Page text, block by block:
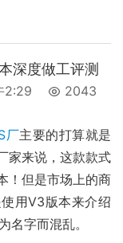
深度做工评测
2:29 2043
厂主要的打算就是
家来说，这款款式
！但是市场上的商
用V3版本来介绍
名字而混乱。